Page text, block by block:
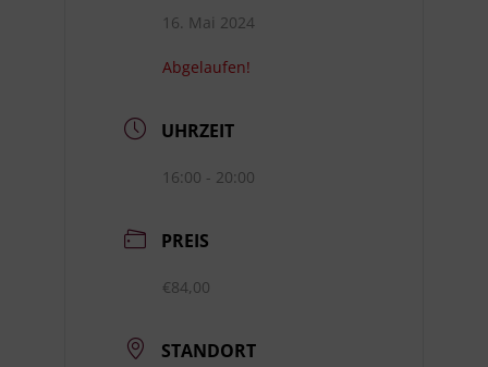
16. Mai 2024
Abgelaufen!
UHRZEIT
16:00 - 20:00
PREIS
€84,00
STANDORT